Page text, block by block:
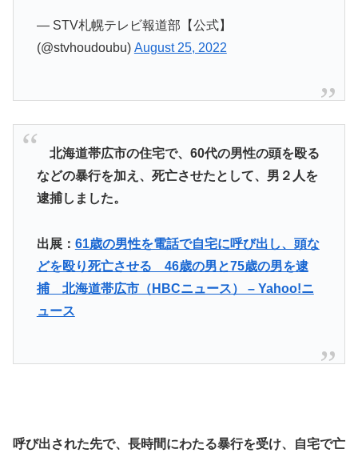
— STV札幌テレビ報道部【公式】
(@stvhoudoubu) August 25, 2022
北海道帯広市の住宅で、60代の男性の頭を殴る
などの暴行を加え、死亡させたとして、男２人を
逮捕しました。
出展： 61歳の男性を電話で自宅に呼び出し、頭な
どを殴り死亡させる 46歳の男と75歳の男を逮
捕 北海道帯広市（HBCニュース） – Yahoo!ニ
ュース
呼び出された先で、長時間にわたる暴行を受け、自宅で亡